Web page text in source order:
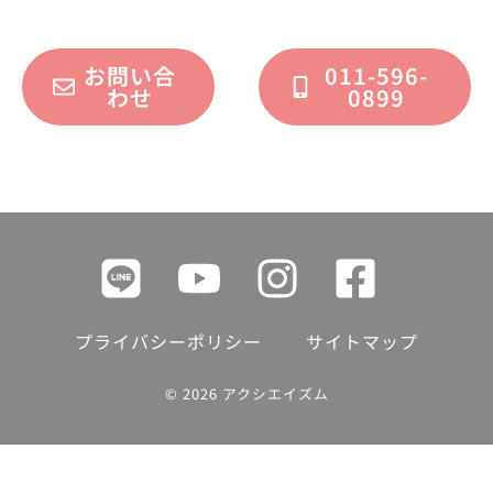
お問い合
わせ
011-596-
0899
プライバシーポリシー サイトマップ
© 2026 アクシエイズム